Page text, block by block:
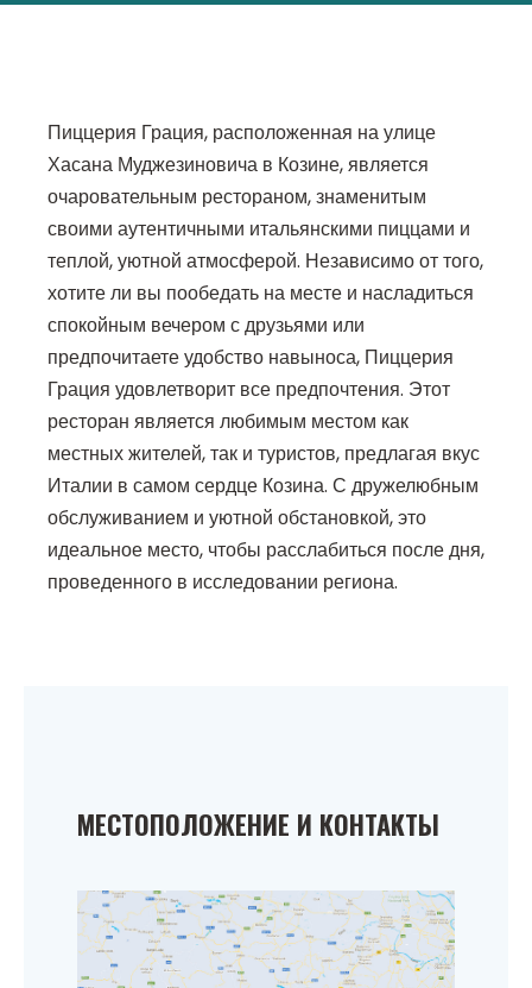
Пиццерия Грация, расположенная на улице
Хасана Муджезиновича в Козине, является
очаровательным рестораном, знаменитым
своими аутентичными итальянскими пиццами и
теплой, уютной атмосферой. Независимо от того,
хотите ли вы пообедать на месте и насладиться
спокойным вечером с друзьями или
предпочитаете удобство навыноса, Пиццерия
Грация удовлетворит все предпочтения. Этот
ресторан является любимым местом как
местных жителей, так и туристов, предлагая вкус
Италии в самом сердце Козина. С дружелюбным
обслуживанием и уютной обстановкой, это
идеальное место, чтобы расслабиться после дня,
проведенного в исследовании региона.
МЕСТОПОЛОЖЕНИЕ И КОНТАКТЫ